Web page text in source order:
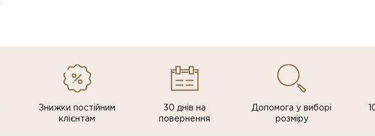
Знижки постiйним
клiєнтам
30 днів на
повернення
Допомога у виборі
розміру